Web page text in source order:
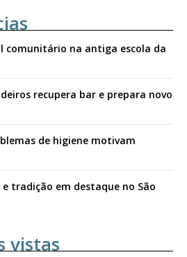
comunitário na antiga escola da
recupera bar e prepara novo
de higiene motivam
tradição em destaque no São
vistas